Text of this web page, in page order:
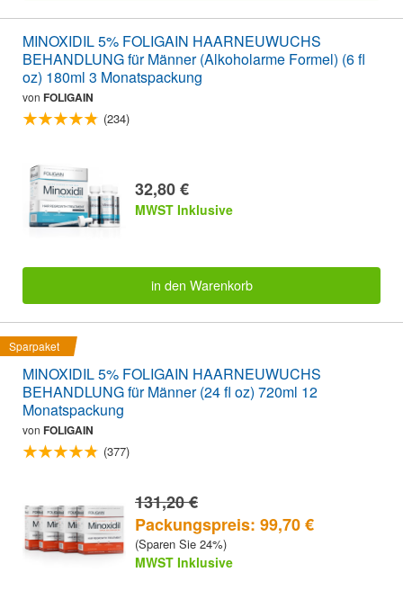
MINOXIDIL 5% FOLIGAIN HAARNEUWUCHS
BEHANDLUNG für Männer (Alkoholarme Formel) (6 fl
oz) 180ml 3 Monatspackung
von FOLIGAIN
(234)
32,80 €
MWST Inklusive
in den Warenkorb
Sparpaket
MINOXIDIL 5% FOLIGAIN HAARNEUWUCHS
BEHANDLUNG für Männer (24 fl oz) 720ml 12
Monatspackung
von FOLIGAIN
(377)
131,20 €
Packungspreis: 99,70 €
(Sparen Sie 24%)
MWST Inklusive